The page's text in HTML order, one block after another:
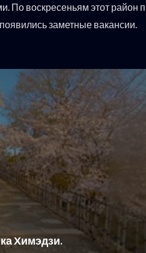
По воскресеньям этот
заметные вакансии.
Химэдзи.